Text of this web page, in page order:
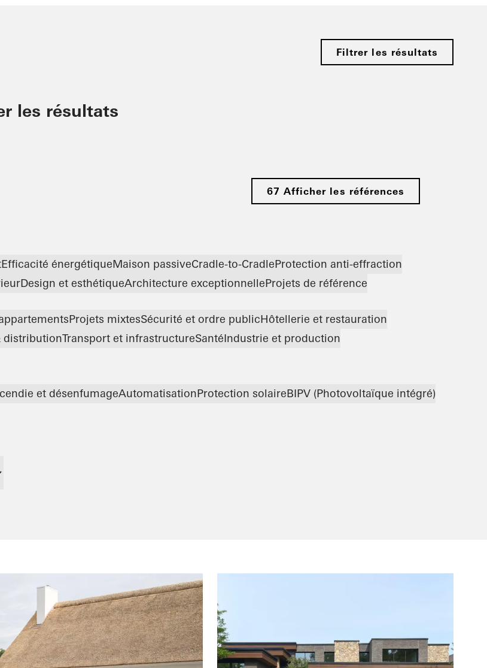
Filtrer les résultats
les résultats
67 Afficher les références
Efficacité énergétiqueMaison passiveCradle-to-CradleProtection anti-effraction
Design et esthétiqueArchitecture exceptionnelleProjets de référence
Projets mixtesSécurité et ordre publicHôtellerie et restauration
distributionTransport et infrastructureSantéIndustrie et production
et désenfumageAutomatisationProtection solaireBIPV (Photovoltaïque intégré)